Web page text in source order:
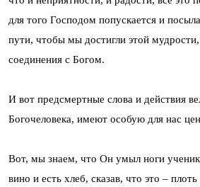
для того Господом попускается и
пути, чтобы мы достигли этой
соединения с Богом.
И вот предсмертные слова и действия
Богочеловека, имеют особую для нас
Вот, мы знаем, что Он умыл ноги
вино и есть хлеб, сказав, что это –